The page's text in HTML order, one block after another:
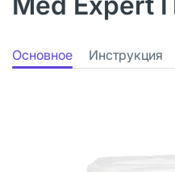
Основное Инструкция